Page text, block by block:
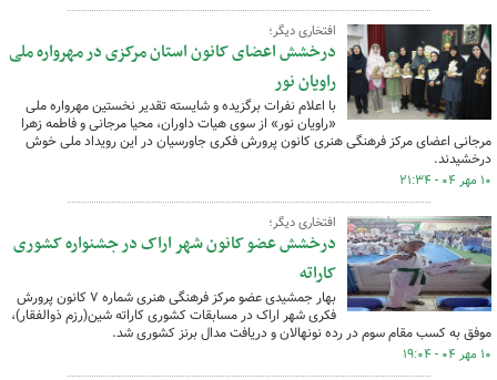
افتخاری دیگر؛
درخشش اعضای کانون استان مرکزی در مهرواره ملی
راویان نور
با اعلام نفرات برگزیده و شایسته تقدیر نخستین مهرواره ملی
«راویان نور» از سوی هیات داوران، محیا مرجانی و فاطمه زهرا
مرجانی اعضای مرکز فرهنگی هنری کانون پرورش فکری جاورسیان در این رویداد ملی خوش
درخشیدند.
۱۰ مهر ۰۴ - ۲۱:۳۴
افتخاری دیگر؛
درخشش عضو کانون شهر اراک در جشنواره کشوری
کاراته
بهار جمشیدی عضو مرکز فرهنگی هنری شماره ۷ کانون پرورش
فکری شهر اراک در مسابقات کشوری کاراته شین(رزم ذوالفقار)،
موفق به کسب مقام سوم در رده نونهالان و دریافت مدال برنز کشوری شد.
۱۰ مهر ۰۴ - ۱۹:۰۴